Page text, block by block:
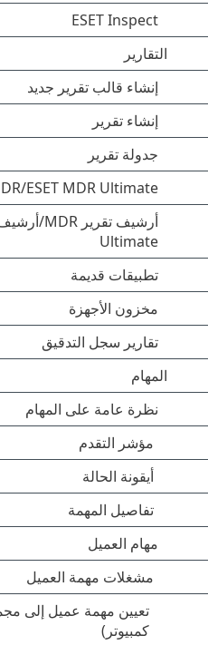
ESET Inspect
التقارير
إنشاء قالب تقرير جديد
إنشاء تقرير
جدولة تقرير
ESET MDR Ultimate
Ultimate
تطبيقات قديمة
مخزون الأجهزة
تقارير سجل التدقيق
المهام
نظرة عامة على المهام
مؤشر التقدم
أيقونة الحالة
تفاصيل المهمة
مهام العميل
مشغلات مهمة العميل
تعيين مهمة عميل إلى
كمبيوتر)